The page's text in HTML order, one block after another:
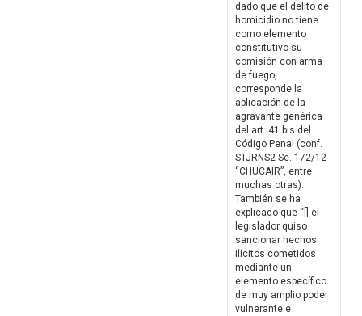
dado que el delito de
homicidio no tiene
como elemento
constitutivo su
comisión con arma
de fuego,
corresponde la
aplicación de la
agravante genérica
del art. 41 bis del
Código Penal (conf.
STJRNS2 Se. 172/12
“CHUCAIR”, entre
muchas otras).
También se ha
explicado que “[] el
legislador quiso
sancionar hechos
ilícitos cometidos
mediante un
elemento específico
de muy amplio poder
vulnerante e